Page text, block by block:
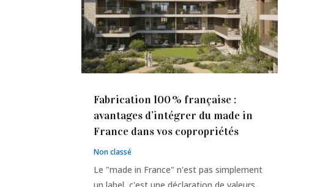
Fabrication 100 % française :
avantages d’intégrer du made in
France dans vos copropriétés
Non classé
Le "made in France" n'est pas simplement